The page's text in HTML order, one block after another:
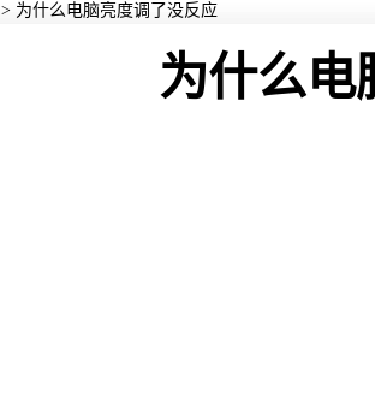
> 为什么电脑亮度调了没反应
为什么电